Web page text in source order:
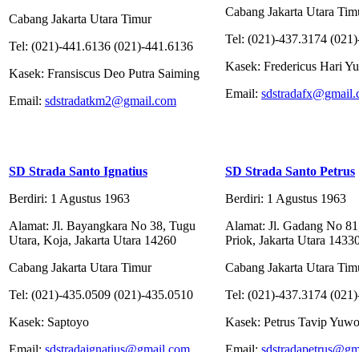
Cabang Jakarta Utara Timur
Tel: (021)-441.6136 (021)-441.6136
Kasek: Fransiscus Deo Putra Saiming
Email: sdstradatkm2@gmail.com
Cabang Jakarta Utara
Tel: (021)-437.3174
Kasek: Fredericus Hari
Email:
SD Strada Santo Ignatius
Berdiri: 1 Agustus 1963
Alamat: Jl. Bayangkara No 38, Tugu
Utara, Koja, Jakarta Utara 14260
Cabang Jakarta Utara Timur
Tel: (021)-435.0509 (021)-435.0510
Kasek: Saptoyo
SD Strada Santo Petrus
Berdiri: 1 Agustus 1963
Alamat: Jl. Gadang No
Priok, Jakarta Utara
Cabang Jakarta Utara
Tel: (021)-437.3174
Kasek: Petrus Tavip